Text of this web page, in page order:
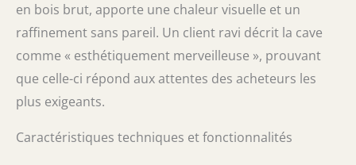
en bois brut, apporte une chaleur visuelle et un
raffinement sans pareil. Un client ravi décrit la cave
comme « esthétiquement merveilleuse », prouvant
que celle-ci répond aux attentes des acheteurs les
plus exigeants.
Caractéristiques techniques et fonctionnalités